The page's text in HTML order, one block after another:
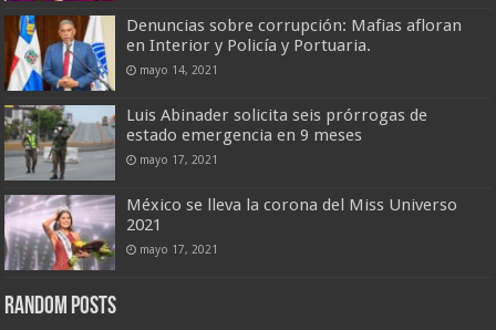
Denuncias sobre corrupción: Mafias afloran
en Interior y Policía y Portuaria.
mayo 14, 2021
Luis Abinader solicita seis prórrogas de
estado emergencia en 9 meses
mayo 17, 2021
México se lleva la corona del Miss Universo
2021
mayo 17, 2021
Random Posts